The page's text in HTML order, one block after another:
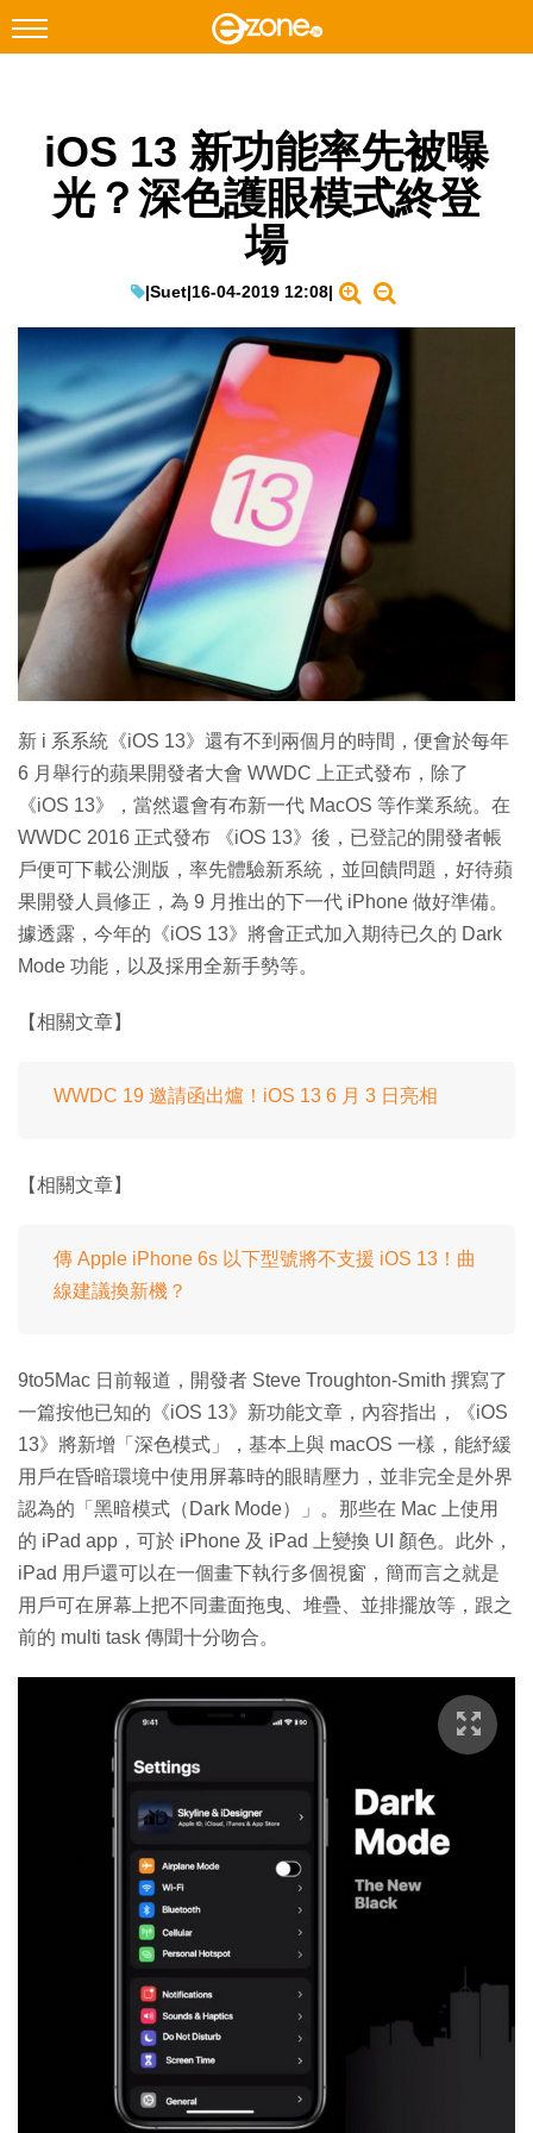
Facebook Instagram
科技焦點
教學評測
EduTech
IT Times
生成式AI與雲端應用
Enterprise Digital Transformation
特集
iOS 13 新功能率先被曝
光？深色護眼模式終登
場
|Suet|16-04-2019 12:08|
新 i 系系統《iOS 13》還有不到兩個月的時間，便會於每年
6 月舉行的蘋果開發者大會 WWDC 上正式發布，除了
《iOS 13》，當然還會有布新一代 MacOS 等作業系統。在
WWDC 2016 正式發布 《iOS 13》後，已登記的開發者帳
戶便可下載公測版，率先體驗新系統，並回饋問題，好待蘋
果開發人員修正，為 9 月推出的下一代 iPhone 做好準備。
據透露，今年的《iOS 13》將會正式加入期待已久的 Dark
Mode 功能，以及採用全新手勢等。
【相關文章】
WWDC 19 邀請函出爐！iOS 13 6 月 3 日亮相
【相關文章】
傳 Apple iPhone 6s 以下型號將不支援 iOS 13！曲
線建議換新機？
9to5Mac 日前報道，開發者 Steve Troughton-Smith 撰寫了
一篇按他已知的《iOS 13》新功能文章，內容指出，《iOS
13》將新增「深色模式」，基本上與 macOS 一樣，能紓緩
用戶在昏暗環境中使用屏幕時的眼睛壓力，並非完全是外界
認為的「黑暗模式（Dark Mode）」。那些在 Mac 上使用
的 iPad app，可於 iPhone 及 iPad 上變換 UI 顏色。此外，
iPad 用戶還可以在一個畫下執行多個視窗，簡而言之就是
用戶可在屏幕上把不同畫面拖曳、堆疊、並排擺放等，跟之
前的 multi task 傳聞十分吻合。